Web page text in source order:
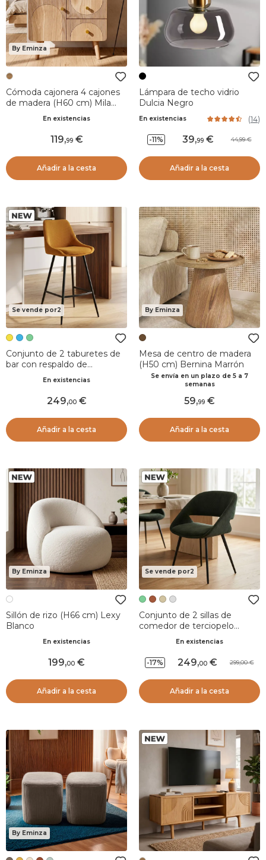
By Eminza
Cómoda cajonera 4 cajones
de madera (H60 cm) Mila
En existencias
119,99
Añadir a la cesta
Lámpara de techo vidrio
Dulcia Negro
En existencias (14)
-11% 39,99 44,99
Añadir a la cesta
Se vende por2
Conjunto de 2 taburetes de
bar con respaldo de
(Asiento 75cm) Juno Amarillo
En existencias
249,00
Añadir a la cesta
By Eminza
Mesa de centro de madera
(H50 cm) Bernina Marrón
Se envía en un plazo de 5 a 7
semanas
59,99
Añadir a la cesta
By Eminza
Sillón de rizo (H66 cm) Lexy
Blanco
En existencias
199,00
Añadir a la cesta
Se vende por2
Conjunto de 2 sillas de
comedor de terciopelo
Orka Verde oscuro
En existencias
-17% 249,00 299,00
Añadir a la cesta
By Eminza